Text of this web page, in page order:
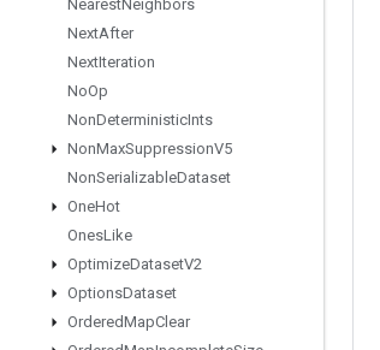
NearestNeighbors
NextAfter
NextIteration
NoOp
NonDeterministicInts
NonMaxSuppressionV5
NonSerializableDataset
OneHot
OnesLike
OptimizeDatasetV2
OptionsDataset
OrderedMapClear